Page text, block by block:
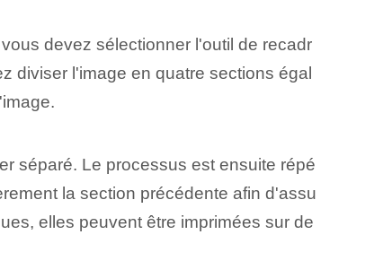
vous devez sélectionner l'outil de recadr
diviser l'image en quatre sections égal
séparé. Le processus est ensuite répé
la section précédente afin d'assu
elles peuvent être imprimées sur de